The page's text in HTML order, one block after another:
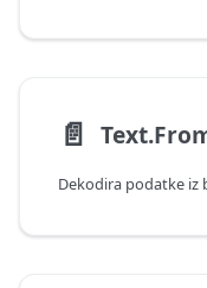
📄️
Dekodira podatke